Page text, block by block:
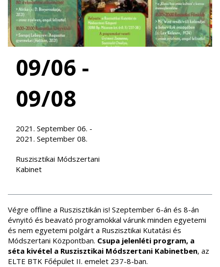
09/06 -
09/08
2021. September 06. -
2021. September 08.
Ruszisztikai Módszertani
Kabinet
Végre offline a Ruszisztikán is! Szeptember 6-án és 8-án
évnyitó és beavató programokkal várunk minden egyetemi
és nem egyetemi polgárt a Ruszisztikai Kutatási és
Módszertani Központban. Csupa jelenléti program, a
séta kivétel a Ruszisztikai Módszertani Kabinetben, az
ELTE BTK Főépület II. emelet 237-8-ban.